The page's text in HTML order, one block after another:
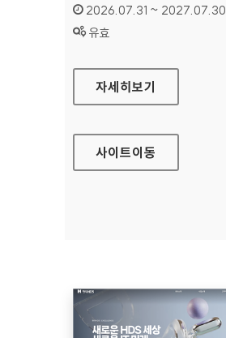
인증기간 :
2026.07.31 ~ 2027.07.30
상태 :
유효
식품안전나라
자세히보기
사이트이동